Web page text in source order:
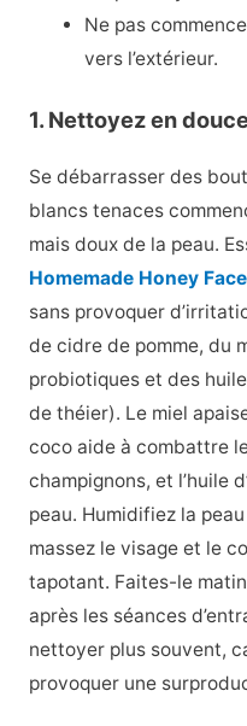
Ne pas
vers l’extérieur.
1. Nettoyez en
Se débarrasser des
blancs tenaces
mais doux de la peau.
Homemade Honey
sans provoquer
de cidre de pomme, du
probiotiques et des
de théier). Le miel
coco aide à combattre
champignons, et l’huile
peau. Humidifiez la
massez le visage et le
tapotant. Faites-le
après les séances
nettoyer plus souvent,
provoquer une